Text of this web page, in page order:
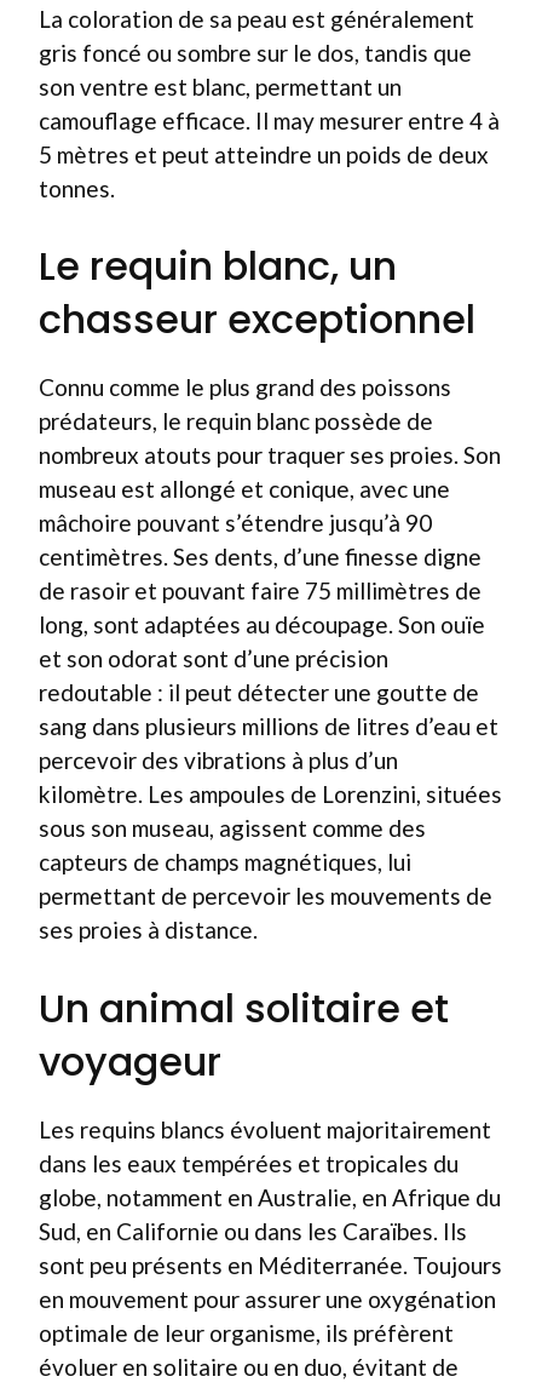
La coloration de sa peau est généralement
gris foncé ou sombre sur le dos, tandis que
son ventre est blanc, permettant un
camouflage efficace. Il may mesurer entre 4 à
5 mètres et peut atteindre un poids de deux
tonnes.
Le requin blanc, un
chasseur exceptionnel
Connu comme le plus grand des poissons
prédateurs, le requin blanc possède de
nombreux atouts pour traquer ses proies. Son
museau est allongé et conique, avec une
mâchoire pouvant s’étendre jusqu’à 90
centimètres. Ses dents, d’une finesse digne
de rasoir et pouvant faire 75 millimètres de
long, sont adaptées au découpage. Son ouïe
et son odorat sont d’une précision
redoutable : il peut détecter une goutte de
sang dans plusieurs millions de litres d’eau et
percevoir des vibrations à plus d’un
kilomètre. Les ampoules de Lorenzini, situées
sous son museau, agissent comme des
capteurs de champs magnétiques, lui
permettant de percevoir les mouvements de
ses proies à distance.
Un animal solitaire et
voyageur
Les requins blancs évoluent majoritairement
dans les eaux tempérées et tropicales du
globe, notamment en Australie, en Afrique du
Sud, en Californie ou dans les Caraïbes. Ils
sont peu présents en Méditerranée. Toujours
en mouvement pour assurer une oxygénation
optimale de leur organisme, ils préfèrent
évoluer en solitaire ou en duo, évitant de